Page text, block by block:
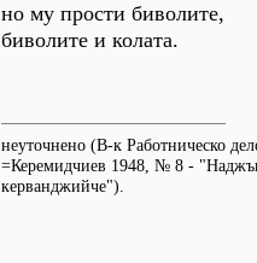
но му прости биволите,
биволите и колата.
неуточнено (В-к Работническо
=Керемидчиев 1948, № 8 -
керванджийче").